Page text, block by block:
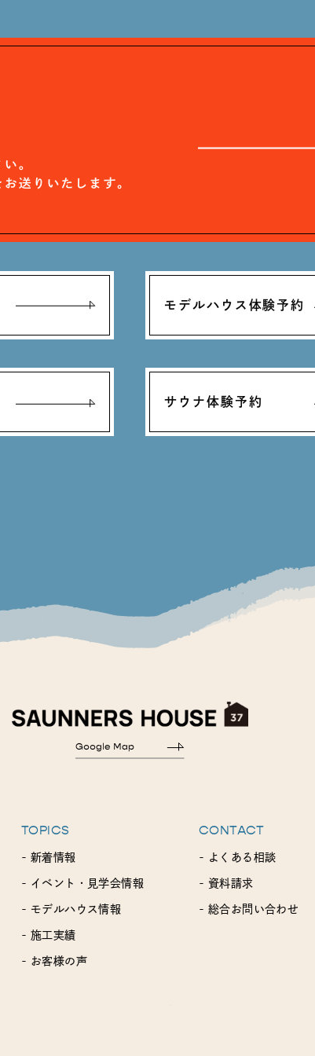
モデルハウス体験予約
サウナ体験予約
TOPICS
- 新着情報
- イベント・見学会情報
- モデルハウス情報
- 施工実績
- お客様の声
CONTACT
- よくある相談
- 資料請求
- 総合お問い合わせ